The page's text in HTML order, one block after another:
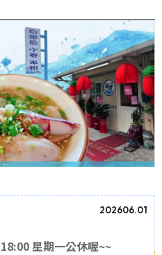
202606.01
間改為 11:00-18:00 星期一公休喔~~